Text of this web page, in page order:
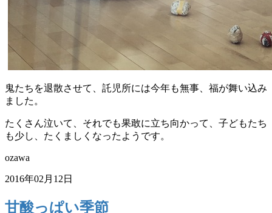
鬼たちを退散させて、託児所には今年も無事、福が舞い込み
ました。
たくさん泣いて、それでも果敢に立ち向かって、子どもたち
も少し、たくましくなったようです。
ozawa
2016年02月12日
甘酸っぱい季節